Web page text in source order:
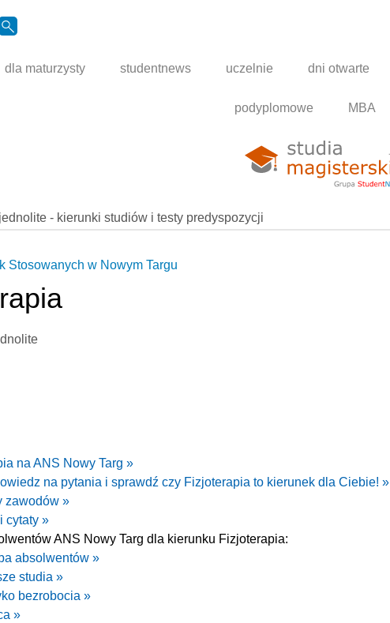
dla maturzysty studentnews uczelnie dni otwarte
podyplomowe MBA
- kierunki studiów i testy predyspozycji
Stosowanych w Nowym Targu
na ANS Nowy Targ »
na pytania i sprawdź czy Fizjoterapia to kierunek dla Ciebie! »
zawodów »
cytaty »
ANS Nowy Targ dla kierunku Fizjoterapia:
absolwentów »
studia »
bezrobocia »
»